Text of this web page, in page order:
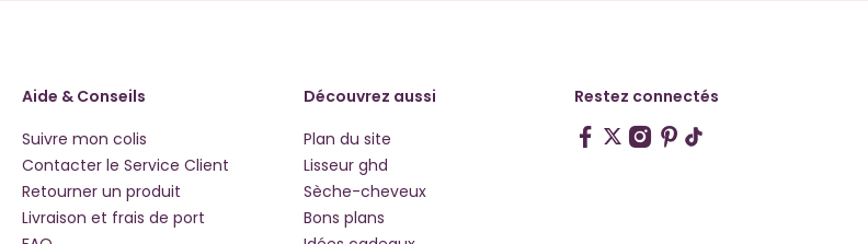
Aide & Conseils
Suivre mon colis
Contacter le Service Client
Retourner un produit
Livraison et frais de port
Découvrez aussi
Plan du site
Lisseur ghd
Sèche-cheveux
Bons plans
Restez connectés